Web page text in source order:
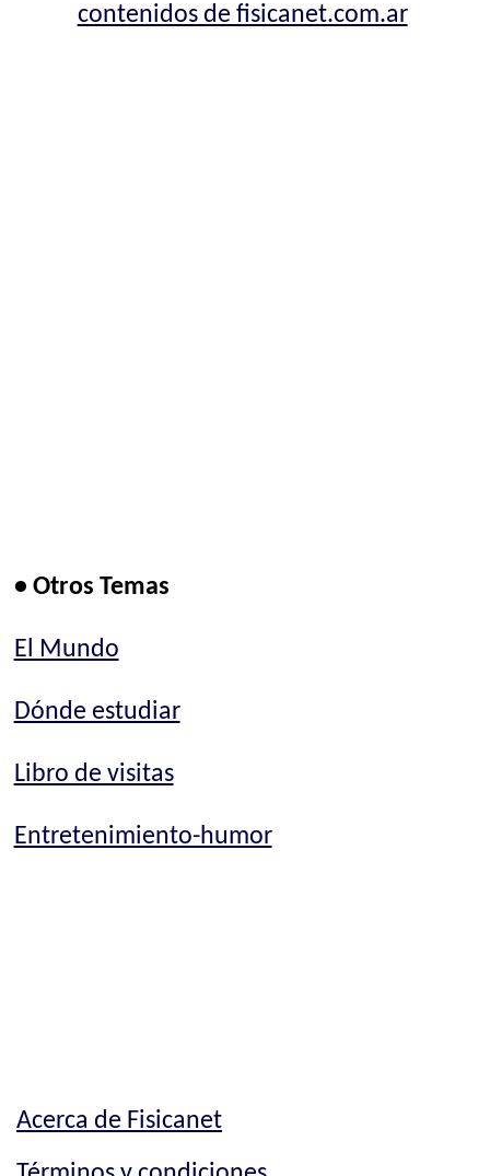
contenidos de fisicanet.com.ar
• Otros Temas
El Mundo
Dónde estudiar
Libro de visitas
Entretenimiento-humor
Acerca de Fisicanet